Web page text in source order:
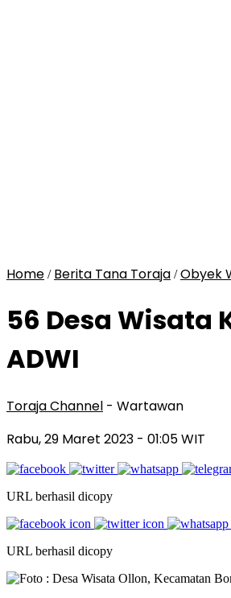
Home / Berita Tana Toraja /Obyek
56 Desa Wisata
ADWI
Toraja Channel - Wartawan
Rabu, 29 Maret 2023 - 01:05 WIT
URL berhasil dicopy
URL berhasil dicopy